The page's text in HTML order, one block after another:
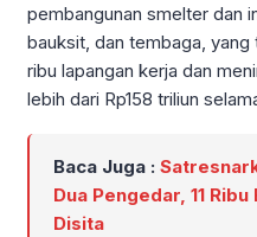
pembangunan smelter dan
bauksit, dan tembaga,
ribu lapangan kerja dan
lebih dari Rp158 triliun
Baca Juga :
Dua Pengedar, 11
Disita